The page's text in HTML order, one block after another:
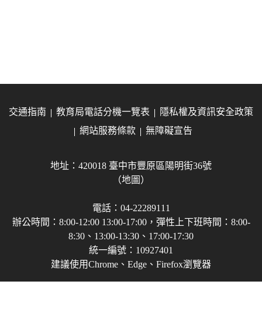
交通指南 教育局電話分機一覽表
隱私權及資訊安全政策
網站服務條款
無障礙宣告
地址：420018 臺中市豐原區陽明街36號
（地圖）
電話：04-22289111
辦公時間：8:00-12:00 13:00-17:00，彈性上下班時間：8:00-
8:30、13:00-13:30、17:00-17:30
統一編號：10927401
建議使用Chrome、Edge、Firefox瀏覽器